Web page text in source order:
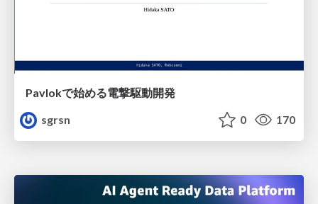
Pavlokで始める電撃駆動開発
sgrsn
0 170